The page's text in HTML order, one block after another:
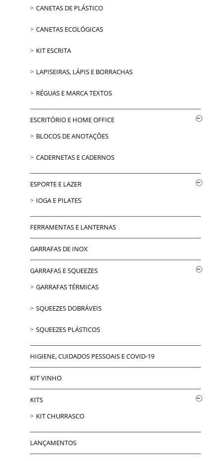
CANETAS DE PLÁSTICO
CANETAS ECOLÓGICAS
KIT ESCRITA
LAPISEIRAS, LÁPIS E BORRACHAS
RÉGUAS E MARCA TEXTOS
ESCRITÓRIO E HOME OFFICE
BLOCOS DE ANOTAÇÕES
CADERNETAS E CADERNOS
ESPORTE E LAZER
IOGA E PILATES
FERRAMENTAS E LANTERNAS
GARRAFAS DE INOX
GARRAFAS E SQUEEZES
GARRAFAS TÉRMICAS
SQUEEZES DOBRÁVEIS
SQUEEZES PLÁSTICOS
HIGIENE, CUIDADOS PESSOAIS E COVID-19
KIT VINHO
KITS
KIT CHURRASCO
LANÇAMENTOS